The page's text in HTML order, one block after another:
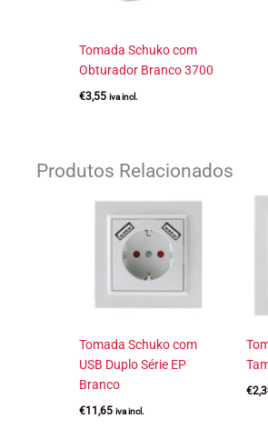
Tomada Schuko com
Obturador Branco 3700
€3,55 iva incl.
Produtos Relacionados
Tomada Schuko com
USB Duplo Série EP
Branco
€11,65 iva incl.
€